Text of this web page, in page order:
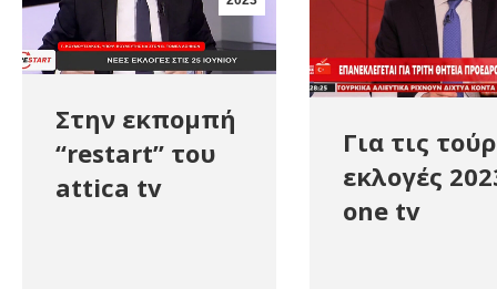
Στην εκπομπή
“restart” του
attica tv
Για τις
εκλογές
one tv